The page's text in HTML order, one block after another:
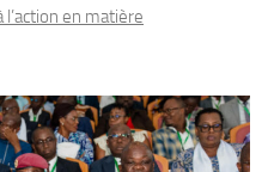
en matière